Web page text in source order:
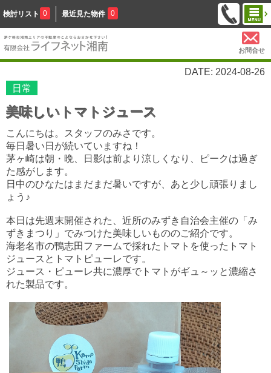
検討リスト 0 最近見た物件 0
お問合せ
DATE: 2024-08-26
日常
美味しいトマトジュース
こんにちは。スタッフのみさです。
毎日暑い日が続いていますね！
茅ヶ崎は朝・晩、日影は前より涼しくなり、ピークは過ぎ
た感がします。
日中のひなたはまだまだ暑いですが、あと少し頑張りまし
ょう♪
本日は先週末開催された、近所のみずき自治会主催の「み
ずきまつり」でみつけた美味しいもののご紹介です。
海老名市の鴨志田ファームで採れたトマトを使ったトマト
ジュースとトマトピューレです。
ジュース・ピューレ共に濃厚でトマトがギュ～ッと濃縮さ
れた製品です。